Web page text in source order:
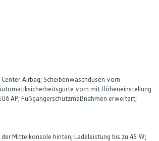
Airbag; Scheibenwaschdüsen vorn
vorn mit Höheneinstellung
AP; Fußgängerschutzmaßnahmen erweitert;
Mittelkonsole hinten; Ladeleistung bis zu 45 W;